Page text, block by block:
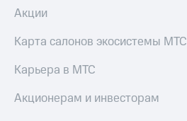
Акции
Карта салонов экосистемы МТС
Карьера в МТС
Акционерам и инвесторам